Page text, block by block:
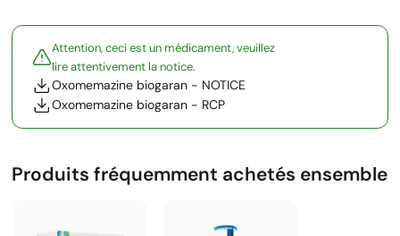
Attention, ceci est un médicament, veuillez
lire attentivement la notice.
Oxomemazine biogaran - NOTICE
Oxomemazine biogaran - RCP
Produits fréquemment achetés ensemble